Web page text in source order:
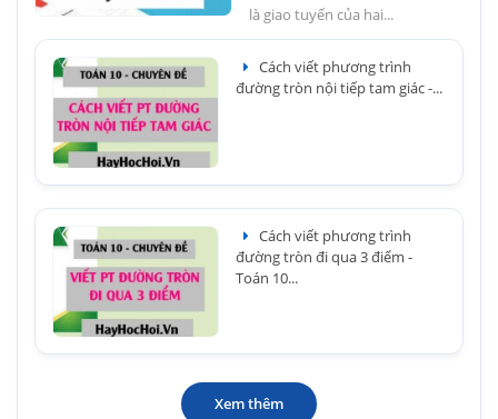
là giao tuyến của hai...
Cách viết phương trình
đường tròn nội tiếp tam giác -...
Cách viết phương trình
đường tròn đi qua 3 điểm -
Toán 10...
Xem thêm